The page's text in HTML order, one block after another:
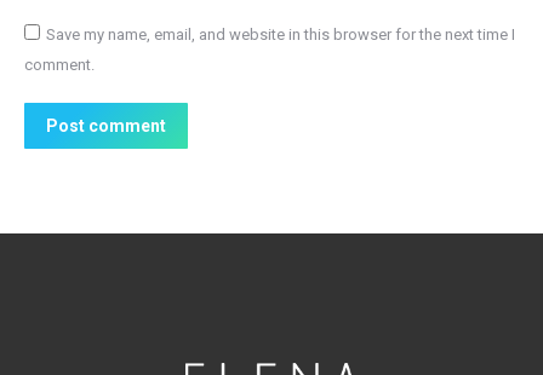
Save my name, email, and website in this browser for the next time I
comment.
Post comment